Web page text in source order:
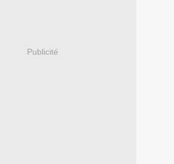
Publicité